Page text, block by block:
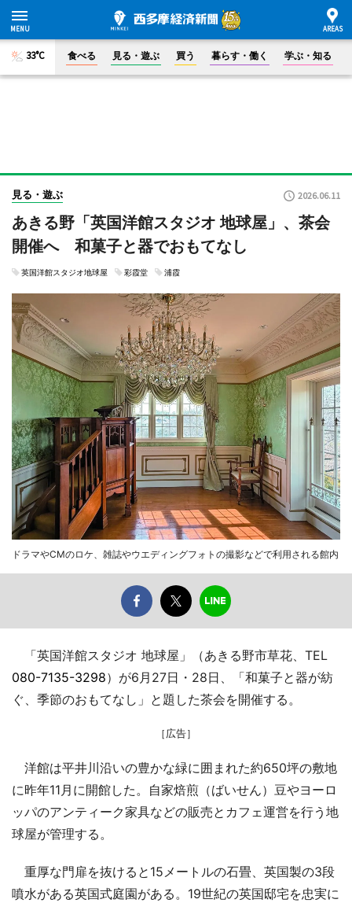
33°C 食べる 見る・遊ぶ 買う 暮らす・働く 学ぶ・知る
見る・遊ぶ 2026.06.11
あきる野「英国洋館スタジオ 地球屋」、茶会
開催へ 和菓子と器でおもてなし
英国洋館スタジオ地球屋 彩霞堂 浦霞
ドラマやCMのロケ、雑誌やウエディングフォトの撮影などで利用される館内
「英国洋館スタジオ 地球屋」（あきる野市草花、TEL
080-7135-3298）が6月27日・28日、「和菓子と器が紡
ぐ、季節のおもてなし」と題した茶会を開催する。
［広告］
洋館は平井川沿いの豊かな緑に囲まれた約650坪の敷地
に昨年11月に開館した。自家焙煎（ばいせん）豆やヨーロ
ッパのアンティーク家具などの販売とカフェ運営を行う地
球屋が管理する。
重厚な門扉を抜けると15メートルの石畳、英国製の3段
噴水がある英国式庭園がある。19世紀の英国邸宅を忠実に